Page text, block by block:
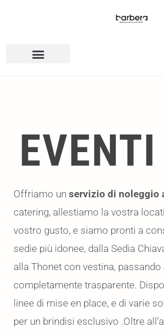
EVENTI
Offriamo unservizio di noleggio
catering, allestiamo la vostra
vostro gusto, e siamo pronti a
sedie più idonee, dalla Sedia
alla Thonet con vestina,
completamente trasparente.
linee di mise en place, e di varie
per un brindisi esclusivo .Oltre